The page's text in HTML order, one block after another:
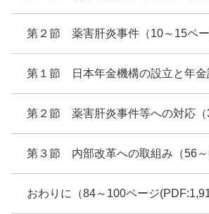
第２節 薬害肝炎事件（10～15ペ
第１節 日本年金機構の設立と年金
第２節 薬害肝炎事件等への対応（
第３節 内部改革への取組み（56～
おわりに（84～100ページ